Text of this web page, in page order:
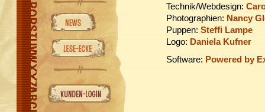
Technik/Webdesign:
Photographien: Nancy
Puppen: Steffi Lampe
Logo: Daniela Kufner
Software: Powered by